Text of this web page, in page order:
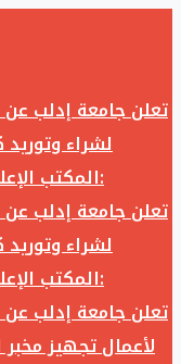
تعلن جامعة إدلب عن
لشراء
المكتب الإعلامي في جامعة إدلب وفق الآتي:
تعلن جامعة إدلب عن
لشراء
المكتب الإعلامي في جامعة إدلب وفق الآتي:
تعلن جامعة إدلب عن
لأعمال تجهيز